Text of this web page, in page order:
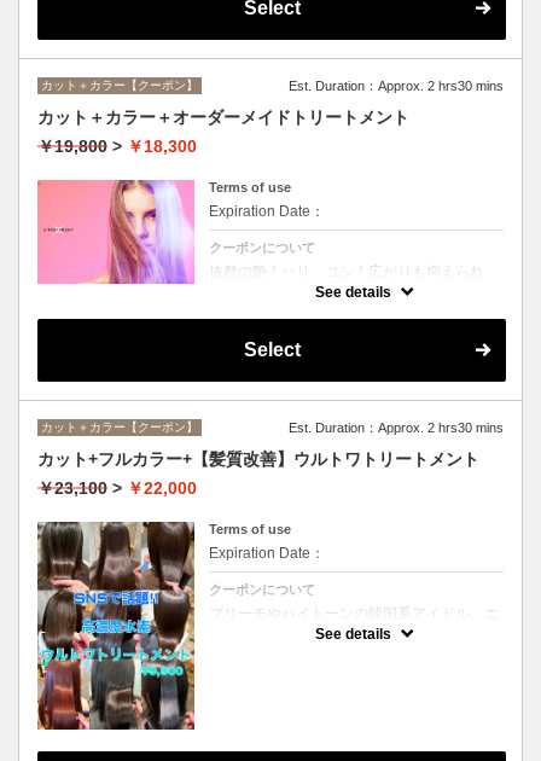
Select
カット＋カラー【クーポン】 Est. Duration：Approx. 2 hrs30 mins
カット＋カラー＋オーダーメイドトリートメント
￥19,800 > ￥18,300
Terms of use
Expiration Date：
クーポンについて
抜群の艶！ハリ、コシ！広がりも抑えられ
る！どんなに傷んだ髪も、鮮やかなハイトー
ンカラーも、極上美しい髪へ☆
See details
Select
カット＋カラー【クーポン】 Est. Duration：Approx. 2 hrs30 mins
カット+フルカラー+【髪質改善】ウルトワトリートメント
￥23,100 > ￥22,000
Terms of use
Expiration Date：
クーポンについて
ブリーチやハイトーンの韓国系アイドル、エ
イジング毛にお悩みの美魔女も夢中！全ての
世代、髪質、メニューに対応できる髪質改善
See details